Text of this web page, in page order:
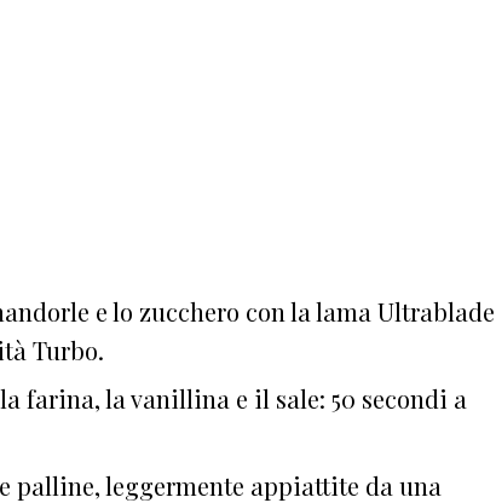
e lo zucchero con la lama Ultrablade
Turbo.
farina, la vanillina e il sale: 50 secondi a
palline, leggermente appiattite da una